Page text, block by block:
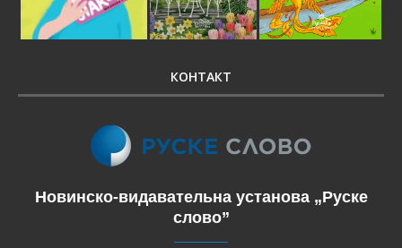
КОНТАКТ
Новинско-видавательна установа „Руске
слово”